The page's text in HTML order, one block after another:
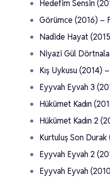
Hedefim Sensin
Görümce (2016) –
Nadide Hayat
Niyazi Gül
Kış Uykusu (2014)
Eyyvah Eyvah 3
Hükümet Kadın
Hükümet Kadın 2
Kurtuluş Son
Eyyvah Eyvah 2
Eyyvah Eyvah